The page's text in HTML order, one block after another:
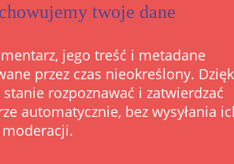
twoje dane
jego treść i metadane
przez czas nieokreślony.
rozpoznawać i zatwierdzać
automatycznie, bez wysyłania